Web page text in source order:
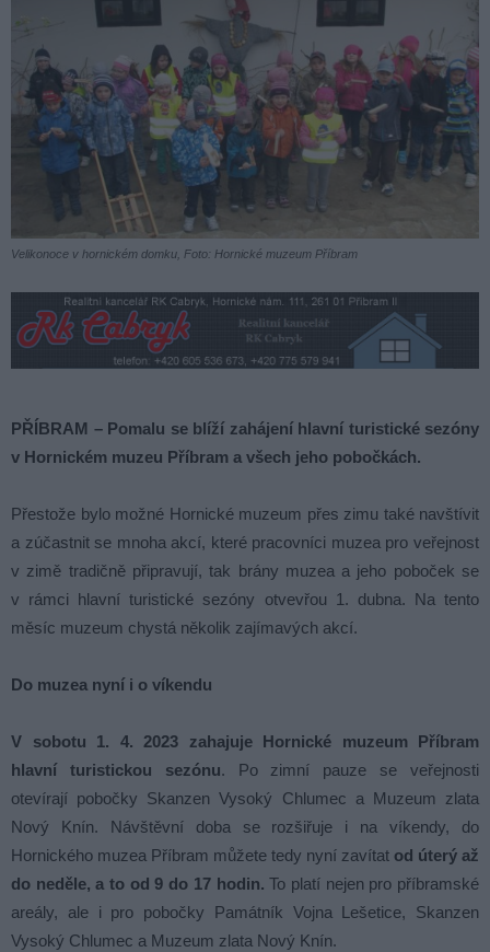
Velikonoce v hornickém domku, Foto: Hornické muzeum Příbram
PŘÍBRAM – Pomalu se blíží zahájení hlavní turistické sezóny
v Hornickém muzeu Příbram a všech jeho pobočkách.
Přestože bylo možné Hornické muzeum přes zimu také navštívit
a zúčastnit se mnoha akcí, které pracovníci muzea pro veřejnost
v zimě tradičně připravují, tak brány muzea a jeho poboček se
v rámci hlavní turistické sezóny otvevřou 1. dubna. Na tento
měsíc muzeum chystá několik zajímavých akcí.
Do muzea nyní i o víkendu
V sobotu 1. 4. 2023 zahajuje Hornické muzeum Příbram
hlavní turistickou sezónu. Po zimní pauze se veřejnosti
otevírají pobočky Skanzen Vysoký Chlumec a Muzeum zlata
Nový Knín. Návštěvní doba se rozšiřuje i na víkendy, do
Hornického muzea Příbram můžete tedy nyní zavítat od úterý až
do neděle, a to od 9 do 17 hodin.To platí nejen pro příbramské
areály, ale i pro pobočky Památník Vojna Lešetice, Skanzen
Vysoký Chlumec a Muzeum zlata Nový Knín.